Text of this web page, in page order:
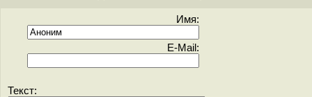
Имя:
E-Mail:
Текст: